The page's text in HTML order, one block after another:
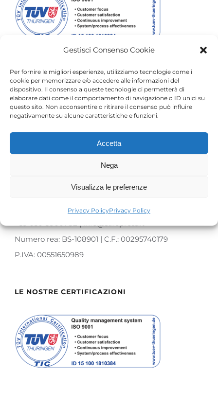
Gestisci Consenso Cookie
Per fornire le migliori esperienze, utilizziamo tecnologie come i
cookie per memorizzare e/o accedere alle informazioni del
dispositivo. Il consenso a queste tecnologie ci permetterà di
elaborare dati come il comportamento di navigazione o ID unici su
questo sito. Non acconsentire o ritirare il consenso può influire
negativamente su alcune caratteristiche e funzioni.
Accetta
Nega
Visualizza le preferenze
Privacy PolicyPrivacy Policy
Sede Legale Via Adda, 14 – 24050 Ghisalba (BG)
Sede Operativa: Via A. Antonini, 74 – 25068 Sarezzo
+39 030 8900782 | info@stilopress.it
Numero rea: BS-108901 | C.F.: 00295740179
P.IVA: 00551650989
LE NOSTRE CERTIFICAZIONI